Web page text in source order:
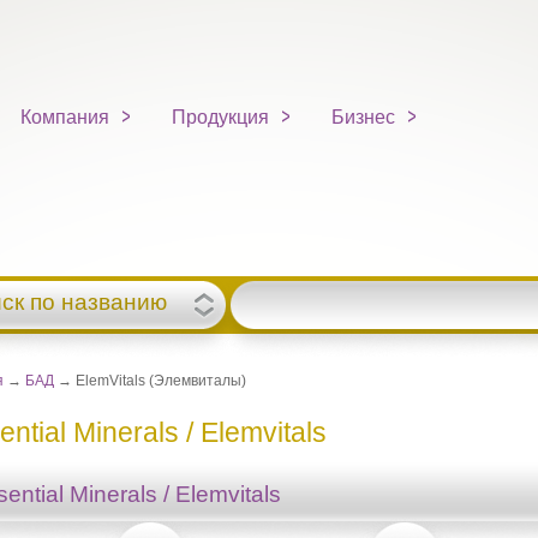
Компания Продукция Бизнес
по названию
→ БАД → ElemVitals (Элемвиталы)
Minerals / Elemvitals
Minerals / Elemvitals